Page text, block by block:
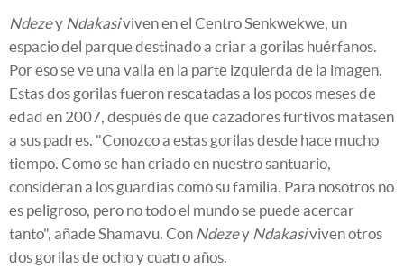
Ndezey Ndakasiviven en el Centro Senkwekwe, un
espacio del parque destinado a criar a gorilas huérfanos.
Por eso se ve una valla en la parte izquierda de la imagen.
Estas dos gorilas fueron rescatadas a los pocos meses de
edad en 2007, después de que cazadores furtivos matasen
a sus padres. "Conozco a estas gorilas desde hace mucho
tiempo. Como se han criado en nuestro santuario,
consideran a los guardias como su familia. Para nosotros no
es peligroso, pero no todo el mundo se puede acercar
tanto", añade Shamavu. Con Ndezey Ndakasiviven otros
dos gorilas de ocho y cuatro años.